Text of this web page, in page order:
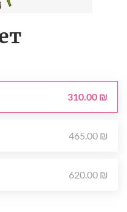
310.00 ₪
465.00 ₪
620.00 ₪